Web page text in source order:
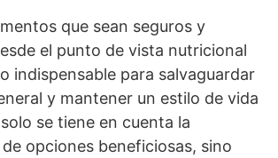
que sean seguros y
el punto de vista nutricional
indispensable para salvaguardar
y mantener un estilo de vida
se tiene en cuenta la
opciones beneficiosas, sino